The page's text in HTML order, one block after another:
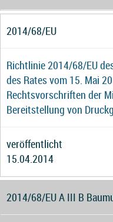
2014/68/EU
Richtlinie 2014/68/EU
des Rates vom 15. Mai
Rechtsvorschriften der
Bereitstellung von
veröffentlicht
15.04.2014
2014/68/EU A III B